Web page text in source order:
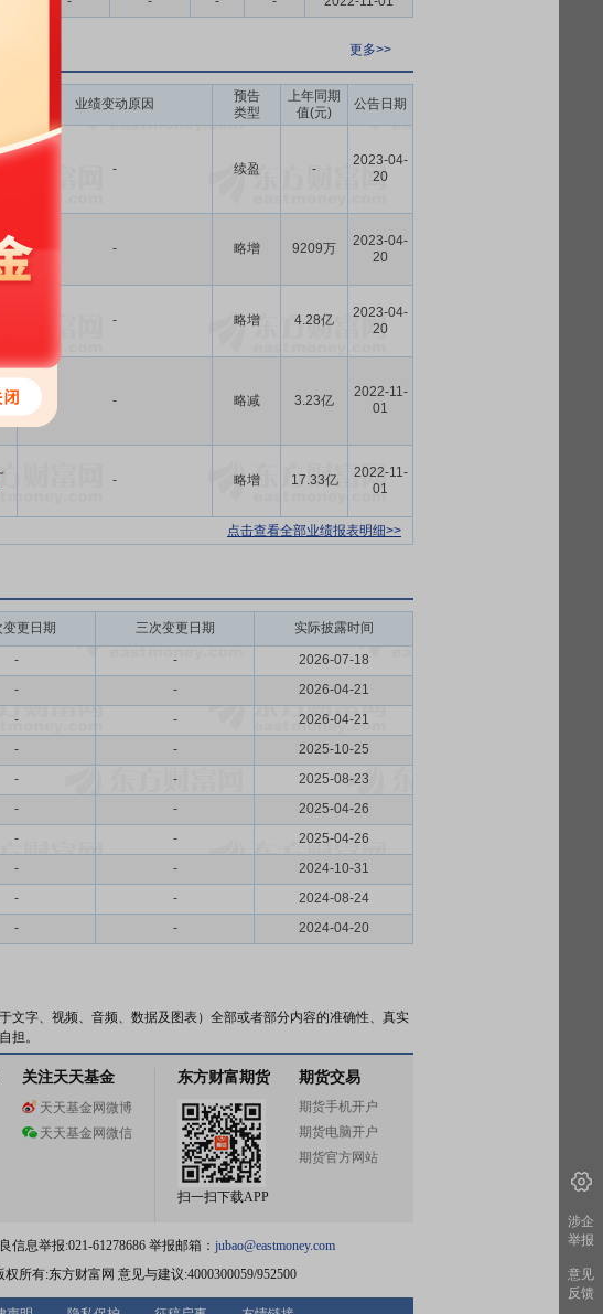
更多>>
业绩变动原因
预告
类型
上年同期
值(元)
公告日期
- 续盈 -
2023-04-
20
- 略增 9209万
2023-04-
20
- 略增 4.28亿
2023-04-
20
- 略减 3.23亿
2022-11-
01
- 略增 17.33亿
2022-11-
01
点击查看全部业绩报表明细>>
更日期 三次变更日期 实际披露时间
- -
2026-07-18
- -
2026-04-21
- -
2026-04-21
- -
2025-10-25
- -
2025-08-23
- -
2025-04-26
- -
2025-04-26
- -
2024-10-31
- -
2024-08-24
- - 2024-04-20
文字、视频、音频、数据及图表）全部或者部分内容的准确性、真实
担。
关注天天基金
天天基金网微博
天天基金网微信
东方财富期货
扫一扫下载APP
期货交易
期货手机开户
期货电脑开户
期货官方网站
息举报:021-61278686 举报邮箱： jubao@eastmoney.com
所有:东方财富网 意见与建议:4000300059/952500
涉企
举报
意见
反馈